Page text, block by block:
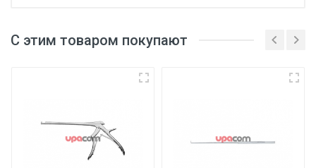
С этим товаром покупают